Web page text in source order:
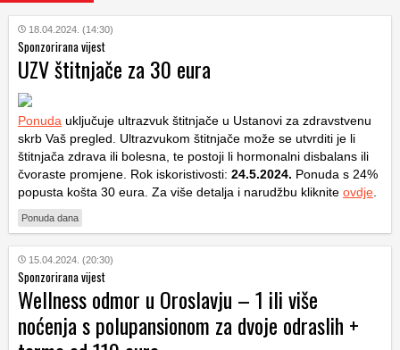
18.04.2024. (14:30)
Sponzorirana vijest
UZV štitnjače za 30 eura
Ponuda uključuje ultrazvuk štitnjače u Ustanovi za zdravstvenu
skrb Vaš pregled. Ultrazvukom štitnjače može se utvrditi je li
štitnjača zdrava ili bolesna, te postoji li hormonalni disbalans ili
čvoraste promjene. Rok iskoristivosti: 24.5.2024. Ponuda s 24%
popusta košta 30 eura. Za više detalja i narudžbu kliknite ovdje
Ponuda dana
15.04.2024. (20:30)
Sponzorirana vijest
Wellness odmor u Oroslavju – 1 ili više
noćenja s polupansionom za dvoje odraslih +